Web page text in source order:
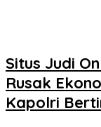
Situs Judi
Rusak
Kapolri